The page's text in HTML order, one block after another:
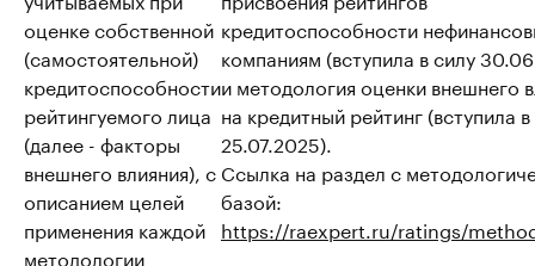
оценке собственной
(самостоятельной)
кредитоспособности
рейтингуемого лица
(далее - факторы
внешнего влияния), с
описанием целей
применения каждой
методологии
кредитоспособности
компаниям (вступила в силу
и методология оценки внешнего
на кредитный рейтинг (вступила
25.07.2025).
Ссылка на раздел с
базой:
https://raexpert.ru/ratings/